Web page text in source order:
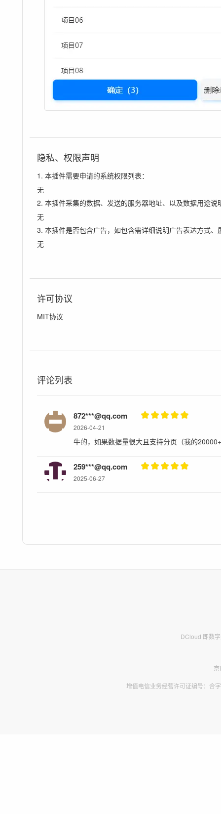
隐私、权限声明
1. 本插件需要申请的系统权限列表：
无
2. 本插件采集的数据、发送的服务器地址、以及数据用途说
无
3. 本插件是否包含广告，如包含需详细说明广告表达方式、
无
许可协议
MIT协议
评论列表
872***@qq.com
2026-04-21
牛的，如果数据量很大且支持分页（我的
259***@qq.com
2025-06-27
DCloud 即数
增值电信业务经营许可证编号：合